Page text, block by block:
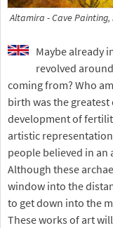
Altamira - Cave Painting,
Maybe already
revolved
coming from? Who
birth was the
development of
artistic
people believed in an
Although these
window into the
to get down into the
These works of art